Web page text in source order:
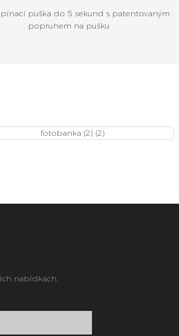
puška do 5 sekund s patentovaným
popruhem na pušku
nabídkách.